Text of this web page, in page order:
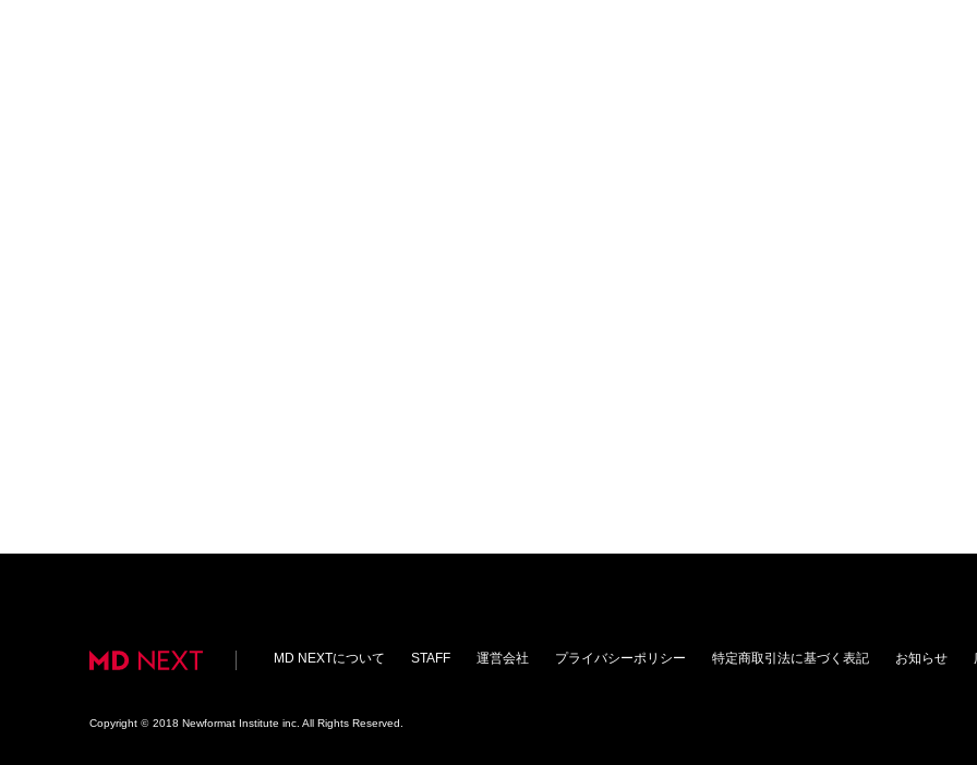
MD NEXTについて STAFF 運営会社 プライバシーポリシー 特定商取引法に基づく表記 お知らせ
Copyright © 2018 Newformat Institute inc. All Rights Reserved.